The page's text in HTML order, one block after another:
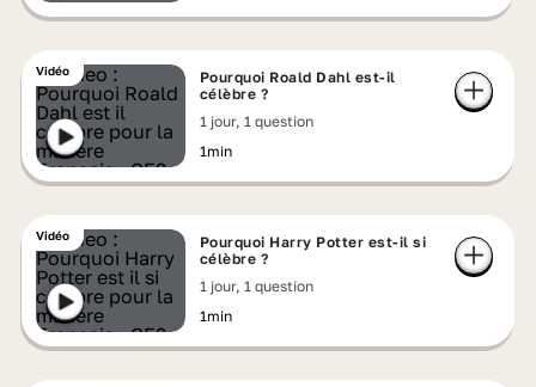
Vidéo
Pourquoi Roald Dahl est-il
célèbre ?
1 jour, 1 question
1min
Vidéo
Pourquoi Harry Potter est-il si
célèbre ?
1 jour, 1 question
1min